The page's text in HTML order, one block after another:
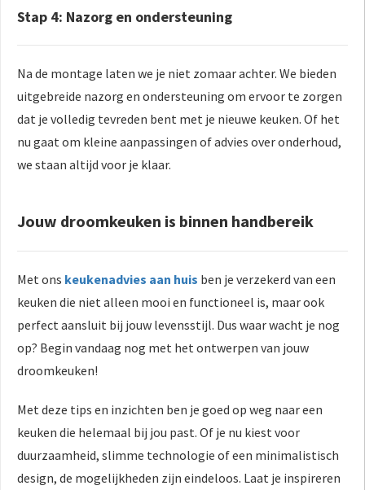
Stap 4: Nazorg en ondersteuning
Na de montage laten we je niet zomaar achter. We bieden
uitgebreide nazorg en ondersteuning om ervoor te zorgen
dat je volledig tevreden bent met je nieuwe keuken. Of het
nu gaat om kleine aanpassingen of advies over onderhoud,
we staan altijd voor je klaar.
Jouw droomkeuken is binnen handbereik
Met ons keukenadvies aan huis ben je verzekerd van een
keuken die niet alleen mooi en functioneel is, maar ook
perfect aansluit bij jouw levensstijl. Dus waar wacht je nog
op? Begin vandaag nog met het ontwerpen van jouw
droomkeuken!
Met deze tips en inzichten ben je goed op weg naar een
keuken die helemaal bij jou past. Of je nu kiest voor
duurzaamheid, slimme technologie of een minimalistisch
design, de mogelijkheden zijn eindeloos. Laat je inspireren